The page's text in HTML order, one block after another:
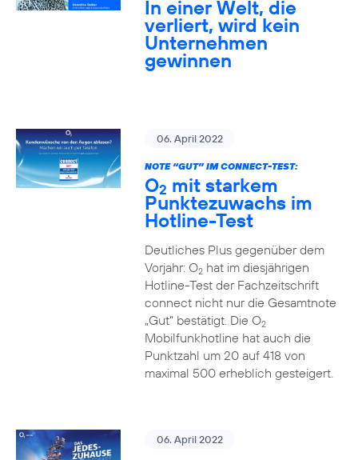
In einer Welt, die
verliert, wird kein
Unternehmen
gewinnen
06. April 2022
NOTE “GUT” IM CONNECT-TEST:
O2 mit starkem
Punktezuwachs im
Hotline-Test
Deutliches Plus gegenüber dem
Vorjahr: O2hat im diesjährigen
Hotline-Test der Fachzeitschrift
connect nicht nur die Gesamtnote
„Gut“ bestätigt. Die O2
Mobilfunkhotline hat auch die
Punktzahl um 20 auf 418 von
maximal 500 erheblich gesteigert.
06. April 2022